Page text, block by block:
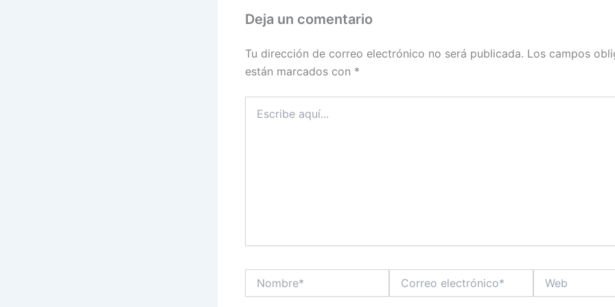
Deja un comentario
Tu dirección de correo electrónico no será publicada. Los campos
están marcados con *
aquí...
electrónico*